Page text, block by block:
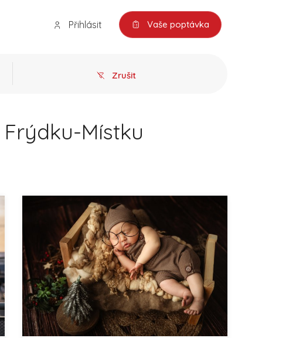
Přihlásit Vaše poptávka
Zrušit
Místku